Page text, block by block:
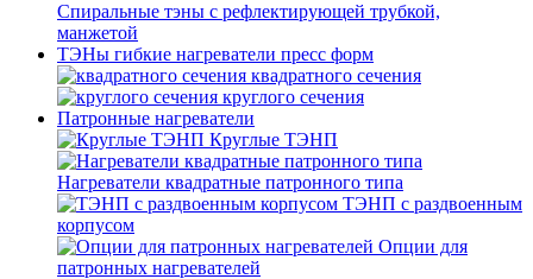
Спиральные тэны с рефлектирующей трубкой,
манжетой
ТЭНы гибкие нагреватели пресс форм
квадратного сечения
круглого сечения
Патронные нагреватели
Круглые ТЭНП
Нагреватели квадратные патронного типа
ТЭНП с раздвоенным
корпусом
Опции для
патронных нагревателей